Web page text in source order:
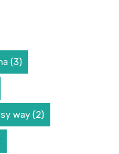
(3)
way (2)